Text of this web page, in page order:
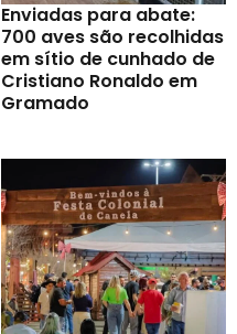
Enviadas para abate:
700 aves são recolhidas
em sítio de cunhado de
Cristiano Ronaldo em
Gramado